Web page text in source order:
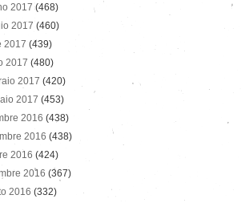
2017 (468)
2017 (460)
2017 (439)
2017 (480)
2017 (420)
2017 (453)
2016 (438)
2016 (438)
2016 (424)
2016 (367)
2016 (332)